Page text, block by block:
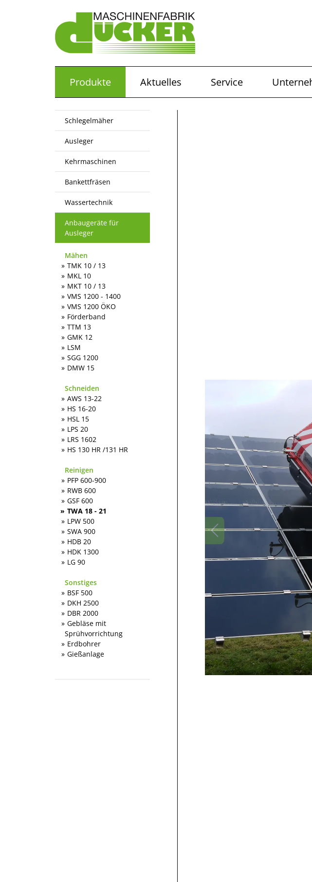
Produkte Aktuelles Service
Schlegelmäher
Ausleger
Kehrmaschinen
Bankettfräsen
Wassertechnik
Anbaugeräte für
Ausleger
Mähen
TMK 10 / 13
MKL 10
MKT 10 / 13
VMS 1200 - 1400
VMS 1200 ÖKO
Förderband
TTM 13
GMK 12
LSM
SGG 1200
DMW 15
Schneiden
AWS 13-22
HS 16-20
HSL 15
LPS 20
LRS 1602
HS 130 HR /131 HR
Reinigen
PFP 600-900
RWB 600
GSF 600
TWA 18 - 21
LPW 500
SWA 900
HDB 20
HDK 1300
LG 90
Sonstiges
BSF 500
DKH 2500
DBR 2000
Gebläse mit
Sprühvorrichtung
Erdbohrer
Gießanlage